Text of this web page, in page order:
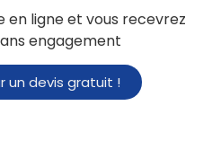
en ligne et vous recevrez
engagement
un devis gratuit !